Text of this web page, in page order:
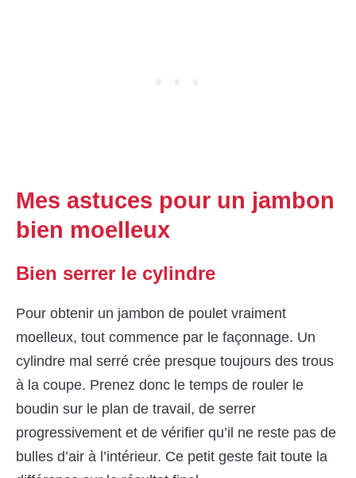
Mes astuces pour un jambon
bien moelleux
Bien serrer le cylindre
Pour obtenir un jambon de poulet vraiment
moelleux, tout commence par le façonnage. Un
cylindre mal serré crée presque toujours des trous
à la coupe. Prenez donc le temps de rouler le
boudin sur le plan de travail, de serrer
progressivement et de vérifier qu’il ne reste pas de
bulles d’air à l’intérieur. Ce petit geste fait toute la